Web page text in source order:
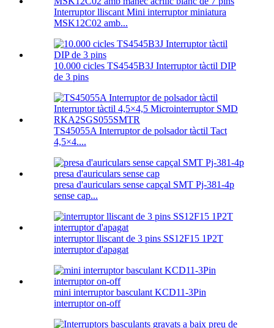
Interruptor lliscant Mini interruptor miniatura
MSK12C02 amb...
10.000 cicles TS4545B3J Interruptor tàctil DIP
de 3 pins
TS45055A Interruptor de polsador tàctil Tact
4,5×4....
presa d'auriculars sense capçal SMT Pj-381-4p
sense cap...
interruptor lliscant de 3 pins SS12F15 1P2T
interruptor d'apagat
mini interruptor basculant KCD11-3Pin
interruptor on-off